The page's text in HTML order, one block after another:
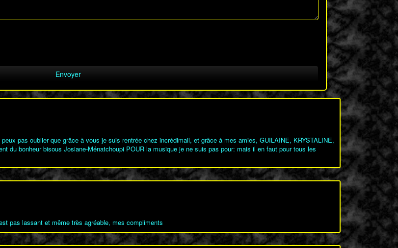
pas oublier que grâce à vous je suis rentrée chez incrédimail, et grâce à mes amies, GUILAINE, KRYSTALINE,
du bonheur bisous Josiane-Ménatchoupi POUR la musique je ne suis pas pour: mais il en faut pour tous les
pas lassant et même très agréable, mes compliments